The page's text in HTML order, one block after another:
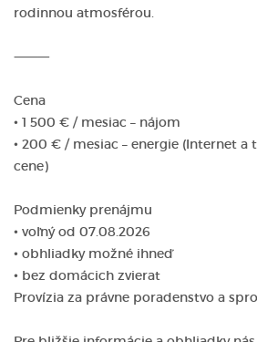
rodinnou atmosférou.
⸻
Cena
• 1 500 € / mesiac – nájom
• 200 € / mesiac – energie (Internet a
cene)
Podmienky prenájmu
• voľný od 07.08.2026
• obhliadky možné ihneď
• bez domácich zvierat
Provízia za právne poradenstvo a